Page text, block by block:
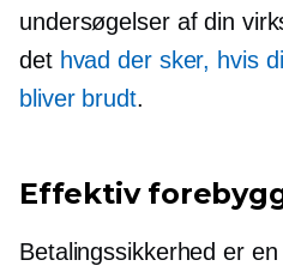
undersøgelser af din
det hvad der sker, hvis
bliver brudt.
Effektiv
Betalingssikkerhed er